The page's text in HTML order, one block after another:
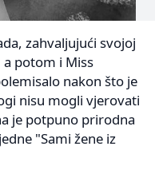
zahvaljujući svojoj
a potom i Miss
nakon što je
nisu mogli vjerovati
je potpuno prirodna
"Sami žene iz